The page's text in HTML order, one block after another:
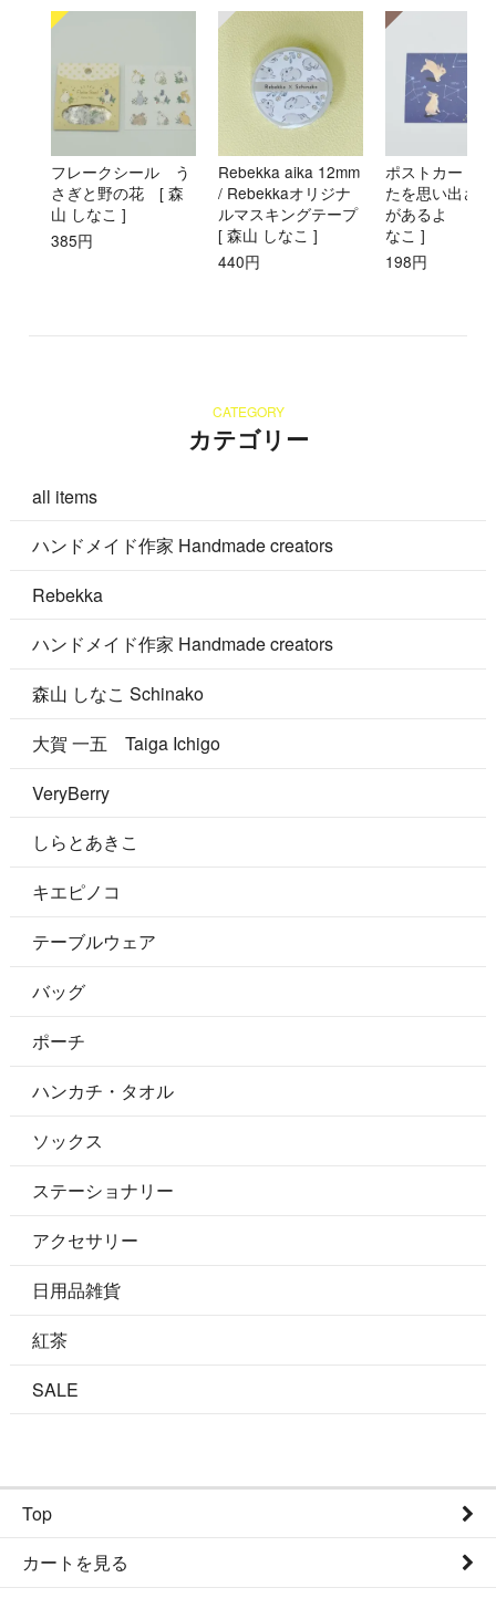
フレークシール う
さぎと野の花 [ 森
山 しなこ ]
385円
Rebekka aika 12mm
/ Rebekkaオリジナ
ルマスキングテープ
[ 森山 しなこ ]
440円
ポストカード
たを思い出さ
があるよ [ 森
なこ ]
198円
CATEGORY
カテゴリー
all items
ハンドメイド作家 Handmade creators
Rebekka
ハンドメイド作家 Handmade creators
森山 しなこ Schinako
大賀 一五 Taiga Ichigo
VeryBerry
しらとあきこ
キエピノコ
テーブルウェア
バッグ
ポーチ
ハンカチ・タオル
ソックス
ステーショナリー
アクセサリー
日用品雑貨
紅茶
SALE
Top
カートを見る